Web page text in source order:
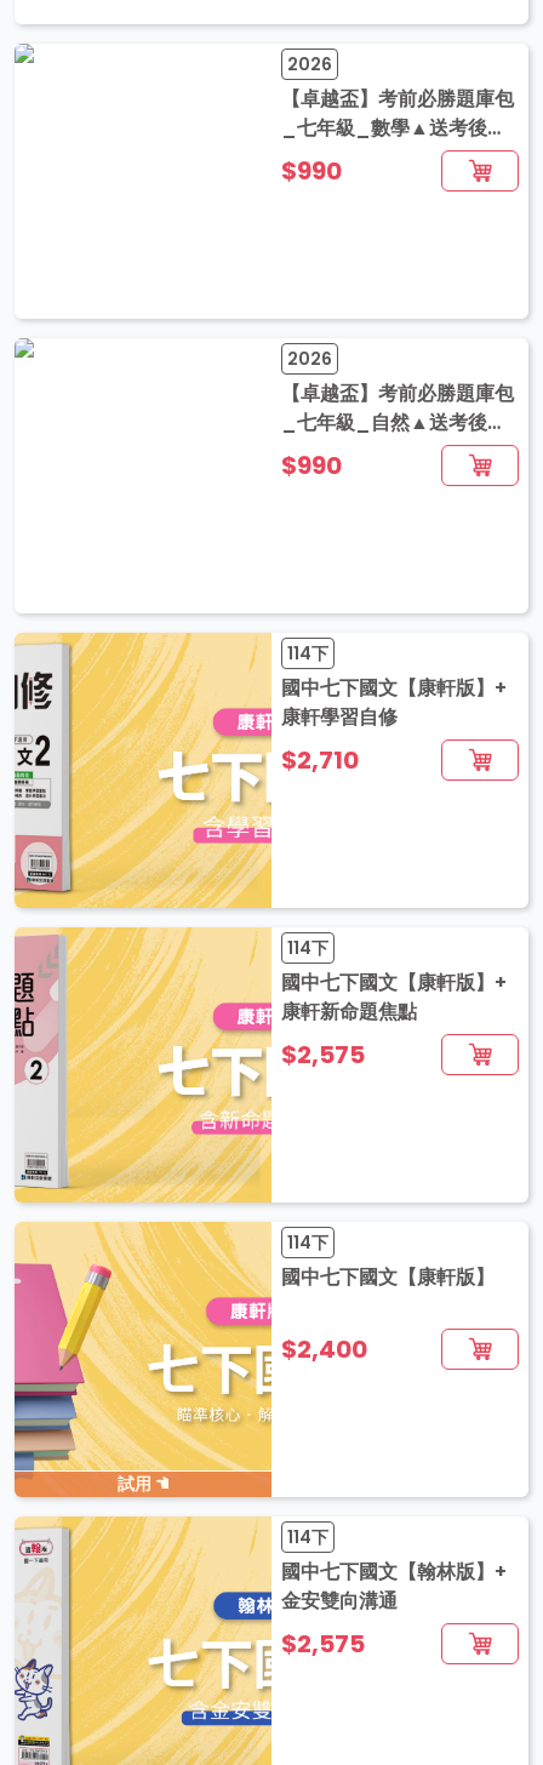
2026
【卓越盃】考前必勝題庫包
_七年級_數學▲送考後影
音解題
$990
2026
【卓越盃】考前必勝題庫包
_七年級_自然▲送考後影
音解題
$990
114下
國中七下國文【康軒版】+
康軒學習自修
$2,710
114下
國中七下國文【康軒版】+
康軒新命題焦點
$2,575
試用
114下
國中七下國文【康軒版】
$2,400
114下
國中七下國文【翰林版】+
金安雙向溝通
$2,575